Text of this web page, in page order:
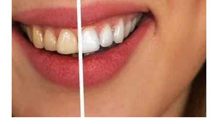
–
VÝBĚR
NEJLEPŠÍCH
KLINIK!